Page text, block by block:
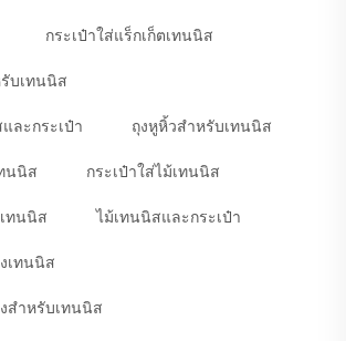
กระเป๋าใส่แร็กเก็ตเทนนิส
บเทนนิส
ละกระเป๋า ถุงหูหิ้วสำหรับเทนนิส
นนิส กระเป๋าใส่ไม้เทนนิส
ทนนิส ไม้เทนนิสและกระเป๋า
เทนนิส
สำหรับเทนนิส